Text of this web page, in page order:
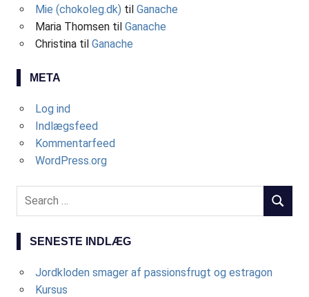
Mie (chokoleg.dk) til Ganache
Maria Thomsentil Ganache
Christinatil Ganache
META
Log ind
Indlægsfeed
Kommentarfeed
WordPress.org
S
C
SENESTE INDLÆG
Jordkloden smager af passionsfrugt og estragon
Kursus